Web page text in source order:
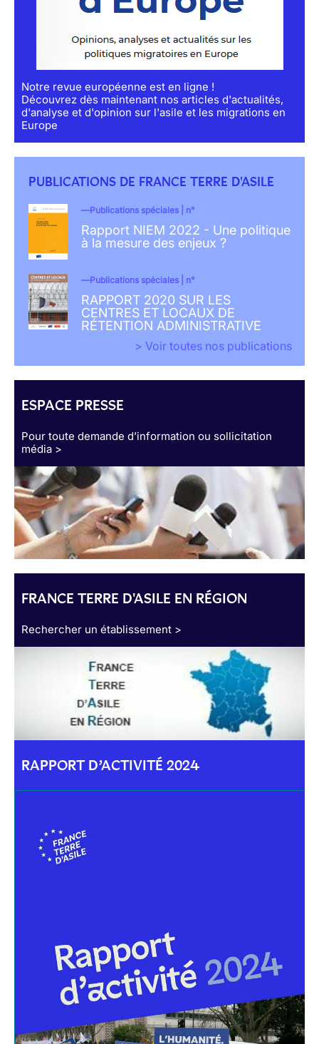
Notre revue européenne est en ligne !
Découvrez dès maintenant nos articles d'actualités,
d'analyse et d'opinion sur l'asile et les migrations en
Europe
PUBLICATIONS DE FRANCE TERRE D'ASILE
Publications spéciales | n°
Rapport NIEM 2022 - Une politique
à la mesure des enjeux ?
Publications spéciales | n°
RAPPORT 2020 SUR LES
CENTRES ET LOCAUX DE
RÉTENTION ADMINISTRATIVE
> Voir toutes nos publications
ESPACE PRESSE
Pour toute demande d’information ou sollicitation
média >
FRANCE TERRE D'ASILE EN RÉGION
Rechercher un établissement >
RAPPORT D’ACTIVITÉ 2024